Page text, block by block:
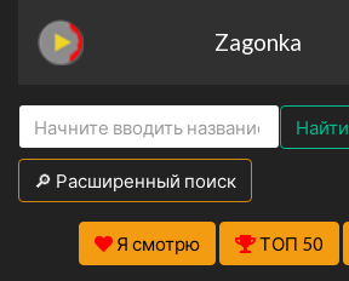
Zagonka
Найти
🔎 Расширенный поиск
Я смотрю ТОП 50